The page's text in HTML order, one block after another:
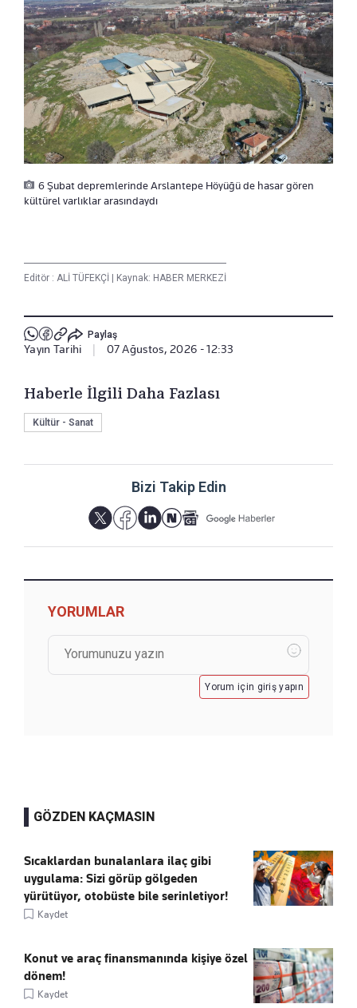
6 Şubat depremlerinde Arslantepe Höyüğü de hasar gören
kültürel varlıklar arasındaydı
Editör : ALİ TÜFEKÇİ | Kaynak: HABER MERKEZİ
Paylaş
Yayın Tarihi 07 Ağustos, 2026 - 12:33
Haberle İlgili Daha Fazlası
Kültür - Sanat
Bizi Takip Edin
YORUMLAR
Yorum için giriş yapın
GÖZDEN KAÇMASIN
Sıcaklardan bunalanlara ilaç gibi
uygulama: Sizi görüp gölgeden
yürütüyor, otobüste bile serinletiyor!
Kaydet
Konut ve araç finansmanında kişiye özel
dönem!
Kaydet